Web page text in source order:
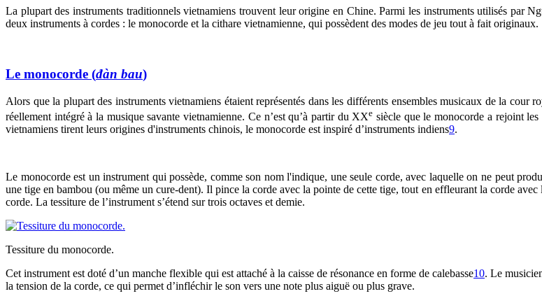
La plupart des instruments traditionnels vietnamiens trouvent leur origine en Chine. Parmi les instruments utilisés par
deux instruments à cordes : le monocorde et la cithare vietnamienne, qui possèdent des modes de jeu tout à fait originaux.
Le monocorde (đàn bau)
Alors que la plupart des instruments vietnamiens étaient représentés dans les différents ensembles musicaux de la
réellement intégré à la musique savante vietnamienne. Ce n’est qu’à partir du XXe siècle que le monocorde a rejoint
vietnamiens tirent leurs origines d'instruments chinois, le monocorde est inspiré d’instruments indiens9.
Le monocorde est un instrument qui possède, comme son nom l'indique, une seule corde, avec laquelle on ne peut
une tige en bambou (ou même un cure-dent). Il pince la corde avec la pointe de cette tige, tout en effleurant la corde
corde. La tessiture de l’instrument s’étend sur trois octaves et demie.
Tessiture du monocorde.
Cet instrument est doté d’un manche flexible qui est attaché à la caisse de résonance en forme de calebasse10. Le
la tension de la corde, ce qui permet d’infléchir le son vers une note plus aiguë ou plus grave.